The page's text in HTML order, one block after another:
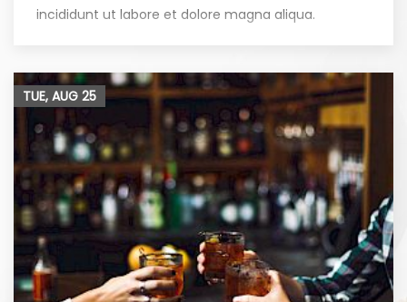
incididunt ut labore et dolore magna aliqua.
TUE, AUG 25